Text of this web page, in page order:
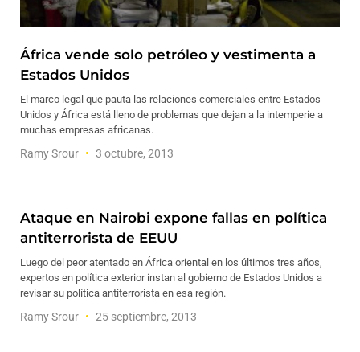
África vende solo petróleo y vestimenta a
Estados Unidos
El marco legal que pauta las relaciones comerciales entre Estados
Unidos y África está lleno de problemas que dejan a la intemperie a
muchas empresas africanas.
Ramy Srour 3 octubre, 2013
Ataque en Nairobi expone fallas en política
antiterrorista de EEUU
Luego del peor atentado en África oriental en los últimos tres años,
expertos en política exterior instan al gobierno de Estados Unidos a
revisar su política antiterrorista en esa región.
Ramy Srour 25 septiembre, 2013